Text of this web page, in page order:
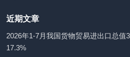
近期文章
2026年1-7月我国货物贸易进出口总值
17.3%